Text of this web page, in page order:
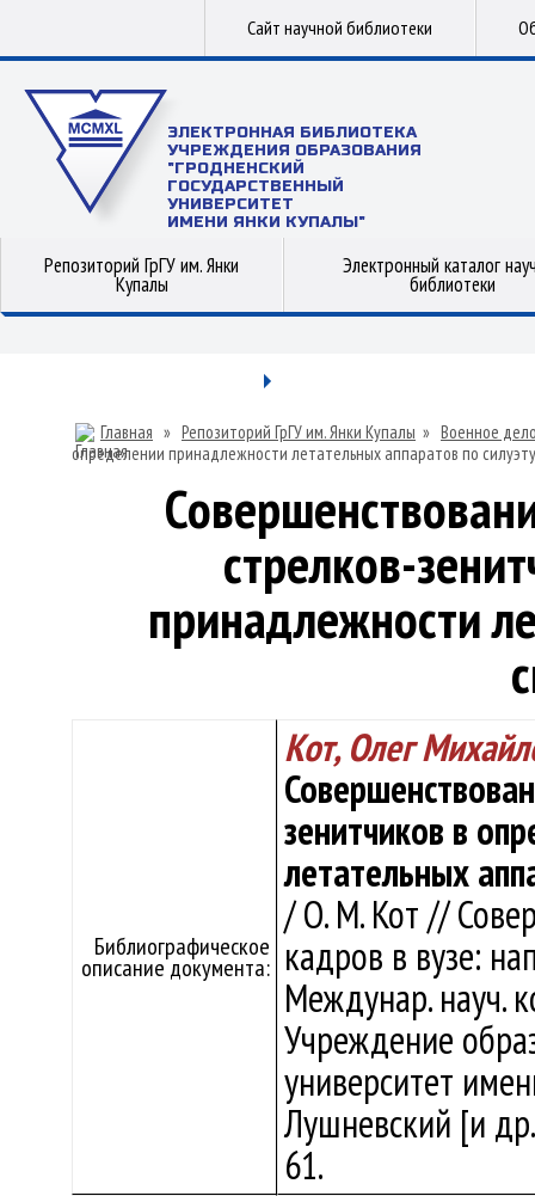
Сайт научной библиотеки
ЭЛЕКТРОННАЯ БИБЛИОТЕКА
УЧРЕЖДЕНИЯ ОБРАЗОВАНИЯ
"ГРОДНЕНСКИЙ
ГОСУДАРСТВЕННЫЙ
УНИВЕРСИТЕТ
ИМЕНИ ЯНКИ КУПАЛЫ"
Репозиторий ГрГУ им. Янки
Купалы
Электронный каталог
библиотеки
Главная » Репозиторий ГрГУ им. Янки Купалы » Военное
определении принадлежности летательных аппаратов по силуэту
стрелков-
принадлежности
Библиографическое
описание документа:
Кот, Олег
зенитчиков в
летательных
/ О. М. Кот //
кадров в вузе:
Междунар. науч.
Учреждение
университет
Лушневский [и
61.